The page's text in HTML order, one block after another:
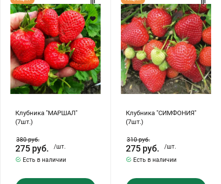
"МАРШАЛ"
(7шт.)
Клубника "МАРШАЛ"
(7шт.)
380руб.
275 руб.
/шт.
Есть в наличии
"СИМФОНИЯ"
(7шт.)
Клубника "СИМФОНИЯ"
(7шт.)
310руб.
275 руб.
/шт.
Есть в наличии